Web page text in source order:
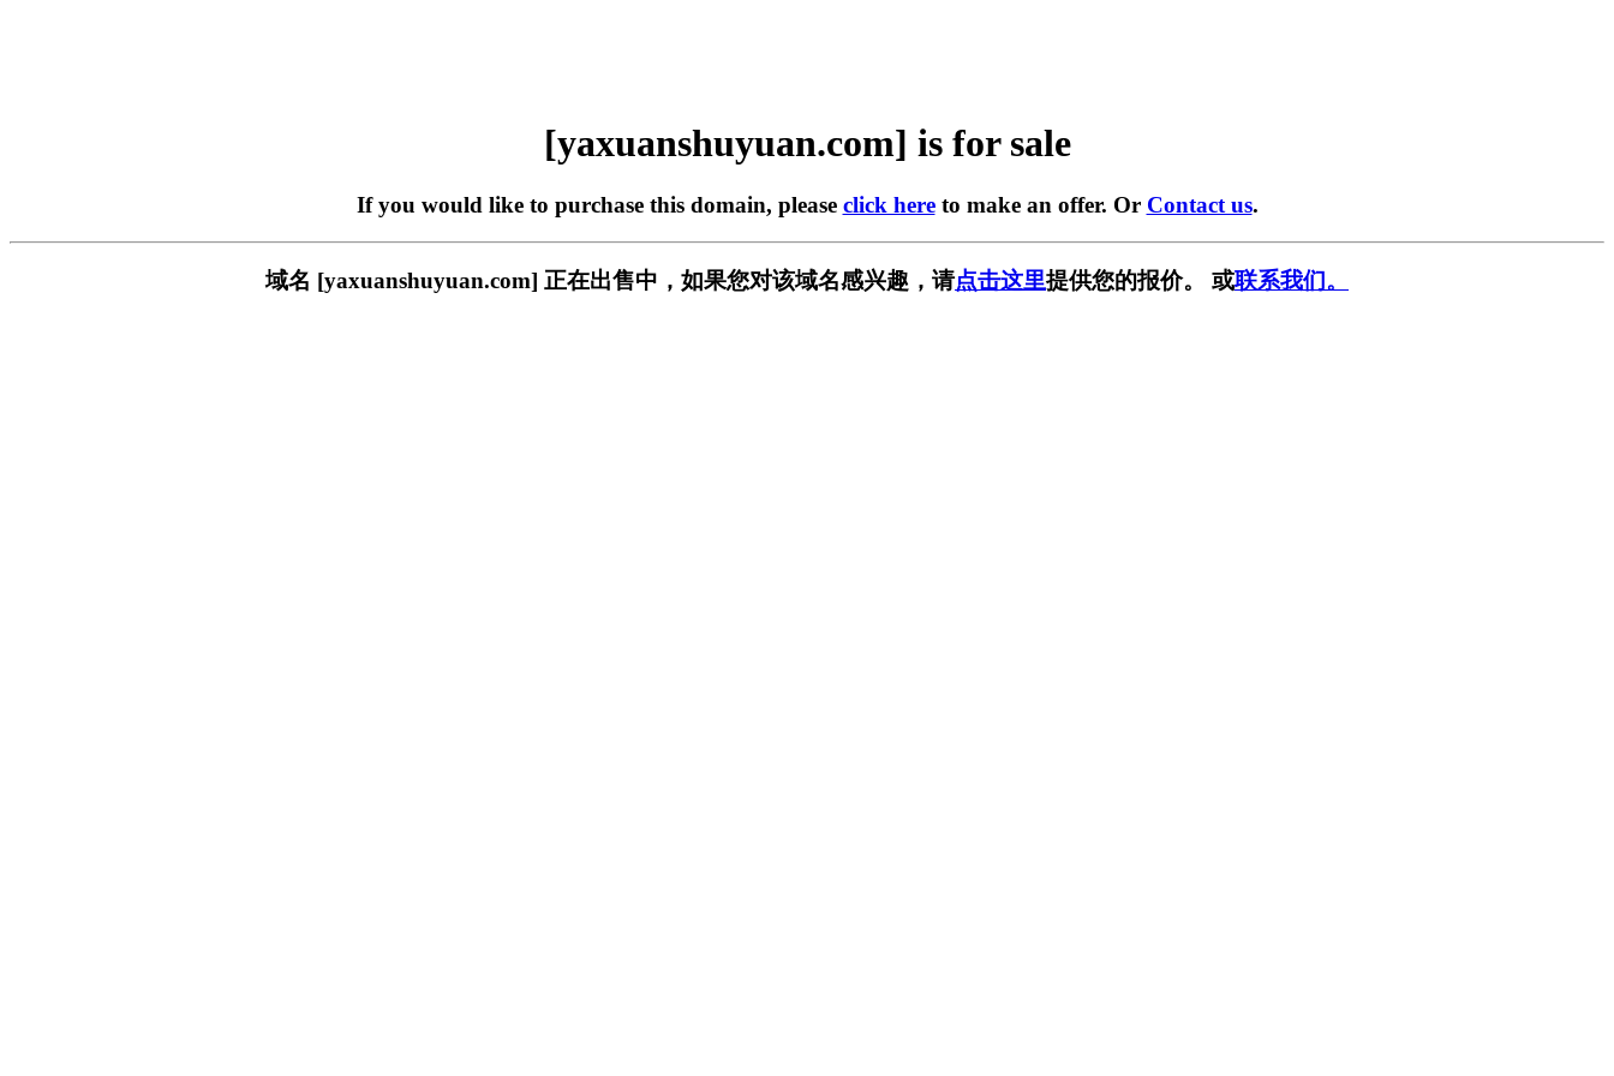
[yaxuanshuyuan.com] is for sale
If you would like to purchase this domain, please click hereto make an offer. Or Contact us.
域名 [yaxuanshuyuan.com] 正在出售中，如果您对该域名感兴趣，请点击这里提供您的报价。 或联系我们。